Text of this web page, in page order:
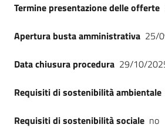
Termine presentazione delle offerte
Apertura busta amministrativa 25/
Data chiusura procedura 29/10/
Requisiti di sostenibilità ambientale
Requisiti di sostenibilità sociale no